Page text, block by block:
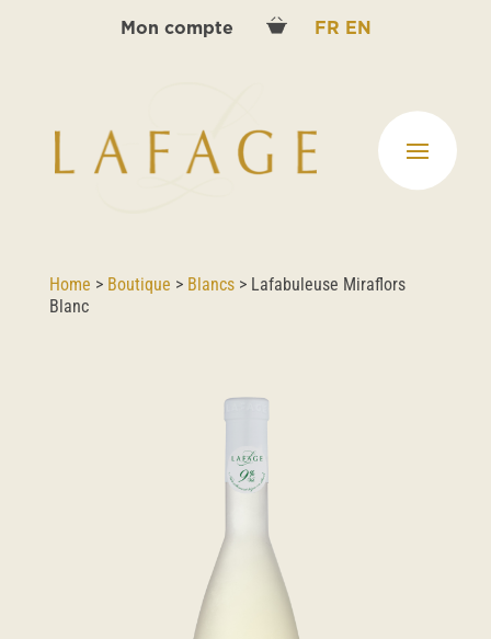
Mon compte FR EN
Home > Boutique > Blancs> Lafabuleuse Miraflors
Blanc